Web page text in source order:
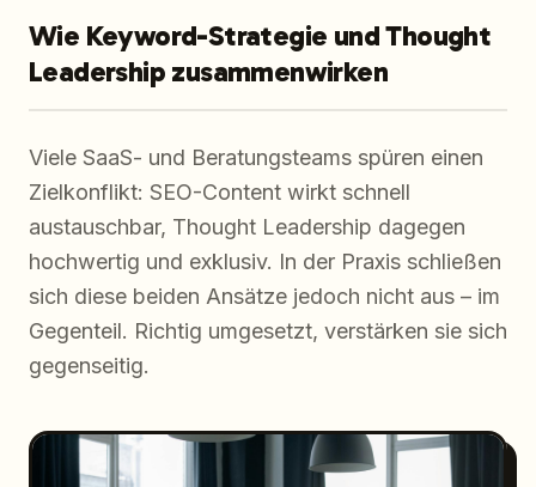
Wie Keyword-Strategie und Thought
Leadership zusammenwirken
Viele SaaS- und Beratungsteams spüren einen
Zielkonflikt: SEO-Content wirkt schnell
austauschbar, Thought Leadership dagegen
hochwertig und exklusiv. In der Praxis schließen
sich diese beiden Ansätze jedoch nicht aus – im
Gegenteil. Richtig umgesetzt, verstärken sie sich
gegenseitig.